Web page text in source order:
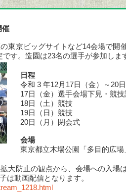
催
東京ビッグサイトなど14会場で開
す。造園は23名の選手が参加しま
日程
令和 3 年12月17日（金）～20日
17日（金）選手会場下見・競技
18日（土）競技
19日（日）競技
20日（月）閉会式
会場
東京都立木場公園「多目的広場
大防止の観点から、会場への入場
は動画配信となります。